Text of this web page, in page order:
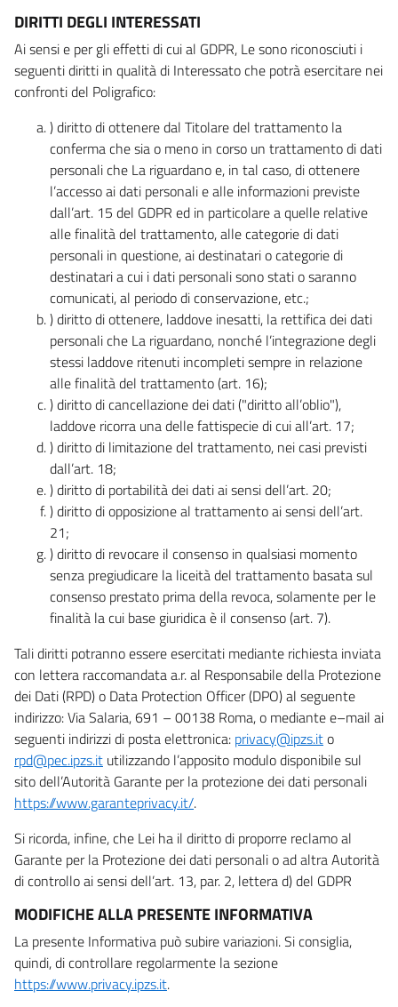
DIRITTI DEGLI INTERESSATI
Ai sensi e per gli effetti di cui al GDPR, Le sono riconosciuti i
seguenti diritti in qualità di Interessato che potrà esercitare nei
confronti del Poligrafico:
) diritto di ottenere dal Titolare del trattamento la
conferma che sia o meno in corso un trattamento di dati
personali che La riguardano e, in tal caso, di ottenere
l’accesso ai dati personali e alle informazioni previste
dall’art. 15 del GDPR ed in particolare a quelle relative
alle finalità del trattamento, alle categorie di dati
personali in questione, ai destinatari o categorie di
destinatari a cui i dati personali sono stati o saranno
comunicati, al periodo di conservazione, etc.;
) diritto di ottenere, laddove inesatti, la rettifica dei dati
personali che La riguardano, nonché l’integrazione degli
stessi laddove ritenuti incompleti sempre in relazione
alle finalità del trattamento (art. 16);
) diritto di cancellazione dei dati ("diritto all’oblio"),
laddove ricorra una delle fattispecie di cui all’art. 17;
) diritto di limitazione del trattamento, nei casi previsti
dall’art. 18;
) diritto di portabilità dei dati ai sensi dell’art. 20;
) diritto di opposizione al trattamento ai sensi dell’art.
21;
) diritto di revocare il consenso in qualsiasi momento
senza pregiudicare la liceità del trattamento basata sul
consenso prestato prima della revoca, solamente per le
finalità la cui base giuridica è il consenso (art. 7).
Tali diritti potranno essere esercitati mediante richiesta inviata
con lettera raccomandata a.r. al Responsabile della Protezione
dei Dati (RPD) o Data Protection Officer (DPO) al seguente
indirizzo: Via Salaria, 691 – 00138 Roma, o mediante e–mail ai
seguenti indirizzi di posta elettronica: privacy@ipzs.ito
rpd@pec.ipzs.it utilizzando l’apposito modulo disponibile sul
sito dell’Autorità Garante per la protezione dei dati personali
https://www.garanteprivacy.it/.
Si ricorda, infine, che Lei ha il diritto di proporre reclamo al
Garante per la Protezione dei dati personali o ad altra Autorità
di controllo ai sensi dell’art. 13, par. 2, lettera d) del GDPR
MODIFICHE ALLA PRESENTE INFORMATIVA
La presente Informativa può subire variazioni. Si consiglia,
quindi, di controllare regolarmente la sezione
https://www.privacy.ipzs.it.